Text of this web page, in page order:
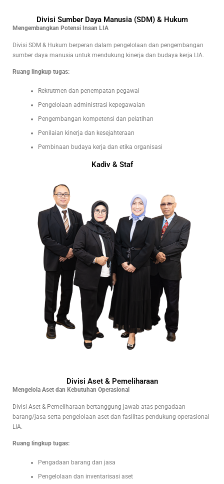
Divisi Sumber Daya Manusia (SDM) & Hukum
Mengembangkan Potensi Insan LIA
Divisi SDM & Hukum berperan dalam pengelolaan dan pengembangan
sumber daya manusia untuk mendukung kinerja dan budaya kerja LIA.
Ruang lingkup tugas:
Rekrutmen dan penempatan pegawai
Pengelolaan administrasi kepegawaian
Pengembangan kompetensi dan pelatihan
Penilaian kinerja dan kesejahteraan
Pembinaan budaya kerja dan etika organisasi
Kadiv & Staf
Divisi Aset & Pemeliharaan
Mengelola Aset dan Kebutuhan Operasional
Divisi Aset & Pemeliharaan bertanggung jawab atas pengadaan
barang/jasa serta pengelolaan aset dan fasilitas pendukung operasional
LIA.
Ruang lingkup tugas:
Pengadaan barang dan jasa
Pengelolaan dan inventarisasi aset